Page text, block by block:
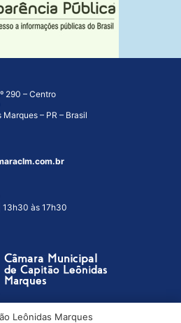
290 – Centro
– PR – Brasil
13h30 às 17h30
Leônidas Marques